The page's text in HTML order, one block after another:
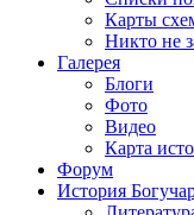
Карты
Никто не
Галерея
Блоги
Фото
Видео
Карта
Форум
История